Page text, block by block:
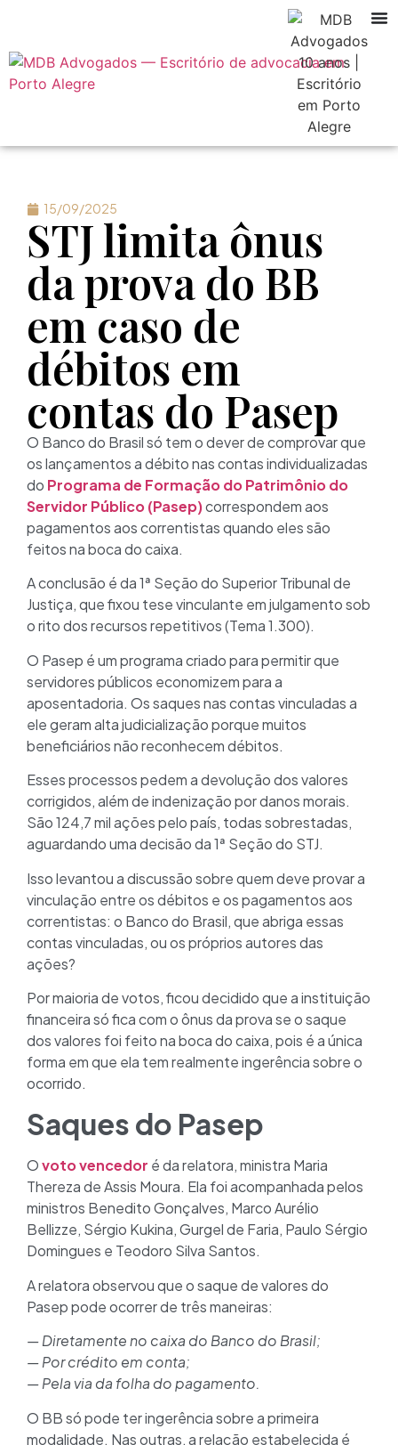
15/09/2025
STJ limita ônus
da prova do BB
em caso de
débitos em
contas do Pasep
O Banco do Brasil só tem o dever de comprovar que
os lançamentos a débito nas contas individualizadas
do Programa de Formação do Patrimônio do
Servidor Público (Pasep)correspondem aos
pagamentos aos correntistas quando eles são
feitos na boca do caixa.
A conclusão é da 1ª Seção do Superior Tribunal de
Justiça, que fixou tese vinculante em julgamento sob
o rito dos recursos repetitivos (Tema 1.300).
O Pasep é um programa criado para permitir que
servidores públicos economizem para a
aposentadoria. Os saques nas contas vinculadas a
ele geram alta judicialização porque muitos
beneficiários não reconhecem débitos.
Esses processos pedem a devolução dos valores
corrigidos, além de indenização por danos morais.
São 124,7 mil ações pelo país, todas sobrestadas,
aguardando uma decisão da 1ª Seção do STJ.
Isso levantou a discussão sobre quem deve provar a
vinculação entre os débitos e os pagamentos aos
correntistas: o Banco do Brasil, que abriga essas
contas vinculadas, ou os próprios autores das
ações?
Por maioria de votos, ficou decidido que a instituição
financeira só fica com o ônus da prova se o saque
dos valores foi feito na boca do caixa, pois é a única
forma em que ela tem realmente ingerência sobre o
ocorrido.
Saques do Pasep
Ovoto vencedor é da relatora, ministra Maria
Thereza de Assis Moura. Ela foi acompanhada pelos
ministros Benedito Gonçalves, Marco Aurélio
Bellizze, Sérgio Kukina, Gurgel de Faria, Paulo Sérgio
Domingues e Teodoro Silva Santos.
A relatora observou que o saque de valores do
Pasep pode ocorrer de três maneiras:
— Diretamente no caixa do Banco do Brasil;
— Por crédito em conta;
— Pela via da folha do pagamento.
O BB só pode ter ingerência sobre a primeira
modalidade. Nas outras, a relação estabelecida é